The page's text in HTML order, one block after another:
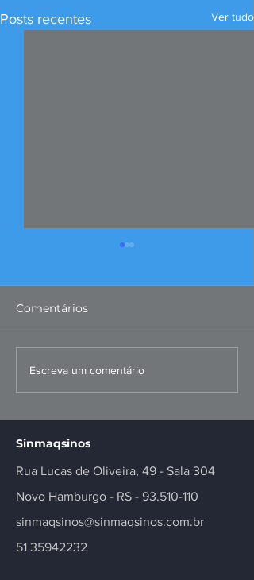
Posts recentes Ver tudo
FIERGS: corte da Selic é
positivo, mas
Comentários
Escreva um comentário
Sinmaqsinos
Rua Lucas de Oliveira, 49 - Sala 304
Novo Hamburgo - RS - 93.510-110
sinmaqsinos@sinmaqsinos.com.br
51 35942232